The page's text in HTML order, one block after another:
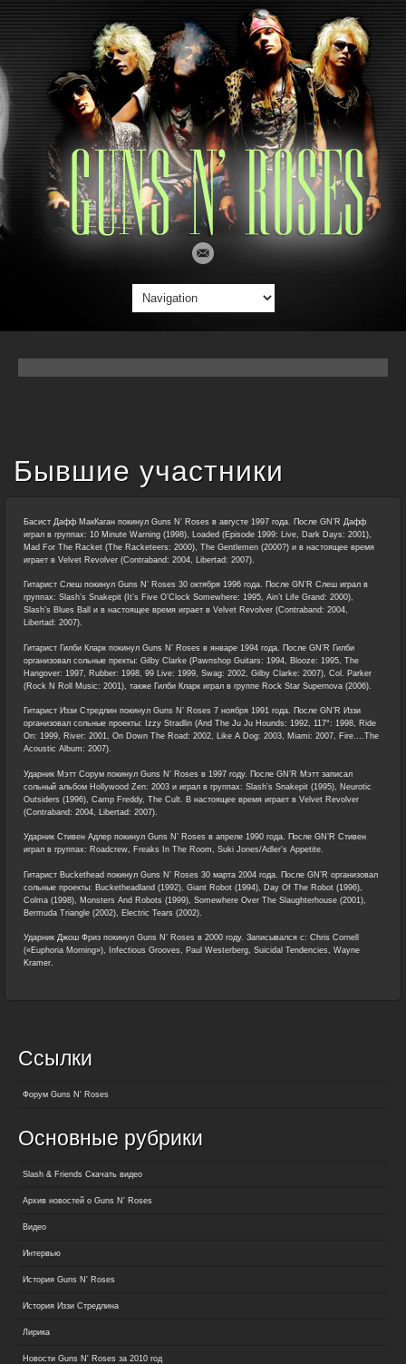
Бывшие участники
Басист Дафф МакКаган покинул Guns N’ Roses в августе 1997 года. После GN’R Дафф
играл в группах: 10 Minute Warning (1998), Loaded (Episode 1999: Live, Dark Days: 2001),
Mad For The Racket (The Racketeers: 2000), The Gentlemen (2000?) и в настоящее время
играет в Velvet Revolver (Contraband: 2004, Libertad: 2007).
Гитарист Слеш покинул Guns N’ Roses 30 октября 1996 года. После GN’R Слеш играл в
группах: Slash’s Snakepit (It’s Five O’Clock Somewhere: 1995, Ain’t Life Grand: 2000),
Slash’s Blues Ball и в настоящее время играет в Velvet Revolver (Contraband: 2004,
Libertad: 2007).
Гитарист Гилби Кларк покинул Guns N’ Roses в январе 1994 года. После GN’R Гилби
организовал сольные пректы: Gilby Clarke (Pawnshop Guitars: 1994, Blooze: 1995, The
Hangover: 1997, Rubber: 1998, 99 Live: 1999, Swag: 2002, Gilby Clarke: 2007), Col. Parker
(Rock N Roll Music: 2001), также Гилби Кларк играл в группе Rock Star Supernova (2006).
Гитарист Иззи Стредлин покинул Guns N’ Roses 7 ноября 1991 года. После GN’R Иззи
организовал сольные проекты: Izzy Stradlin (And The Ju Ju Hounds: 1992, 117°: 1998, Ride
On: 1999, River: 2001, On Down The Road: 2002, Like A Dog: 2003, Miami: 2007, Fire….The
Acoustic Album: 2007).
Ударник Мэтт Сорум покинул Guns N’ Roses в 1997 году. После GN’R Мэтт записал
сольный альбом Hollywood Zen: 2003 и играл в группах: Slash’s Snakepit (1995), Neurotic
Outsiders (1996), Camp Freddy, The Cult. В настоящее время играет в Velvet Revolver
(Contraband: 2004, Libertad: 2007).
Ударник Стивен Адлер покинул Guns N’ Roses в апреле 1990 года. После GN’R Стивен
играл в группах: Roadcrew, Freaks In The Room, Suki Jones/Adler’s Appetite.
Гитарист Buckethead покинул Guns N’ Roses 30 марта 2004 года. После GN’R организовал
сольные проекты: Bucketheadland (1992), Giant Robot (1994), Day Of The Robot (1996),
Colma (1998), Monsters And Robots (1999), Somewhere Over The Slaughterhouse (2001),
Bermuda Triangle (2002), Electric Tears (2002).
Ударник Джош Фриз покинул Guns N’ Roses в 2000 году. Записывался с: Chris Cornell
(«Euphoria Morning»), Infectious Grooves, Paul Westerberg, Suicidal Tendencies, Wayne
Kramer.
Ссылки
Форум Guns N' Roses
Основные рубрики
Slash & Friends Скачать видео
Архив новостей о Guns N' Roses
Видео
Интервью
История Guns N' Roses
История Иззи Стредлина
Лирика
Новости Guns N' Roses за 2010 год